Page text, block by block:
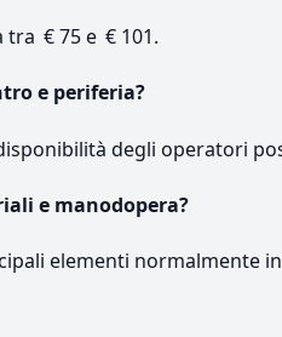
tra € 75 e € 101.
e periferia?
degli operatori
e manodopera?
elementi normalmente